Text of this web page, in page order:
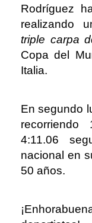
Rodríguez
realizando
triple carpa
Copa del
Italia.
En segundo
4:11.06
nacional en
50 años.